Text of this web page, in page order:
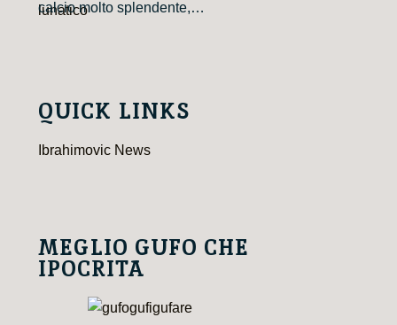
calcio molto splendente,…
QUICK LINKS
Ibrahimovic News
MEGLIO GUFO CHE
IPOCRITA